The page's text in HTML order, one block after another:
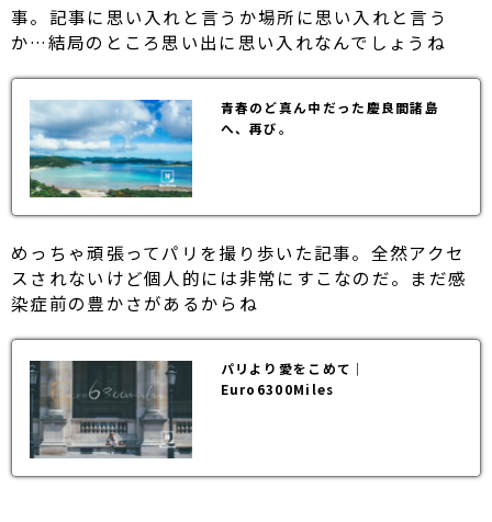
事。記事に思い入れと言うか場所に思い入れと言う
か…結局のところ思い出に思い入れなんでしょうね
青春のど真ん中だった慶良間諸島
へ、再び。
めっちゃ頑張ってパリを撮り歩いた記事。全然アクセ
スされないけど個人的には非常にすこなのだ。まだ感
染症前の豊かさがあるからね
パリより愛をこめて｜
Euro6300Miles